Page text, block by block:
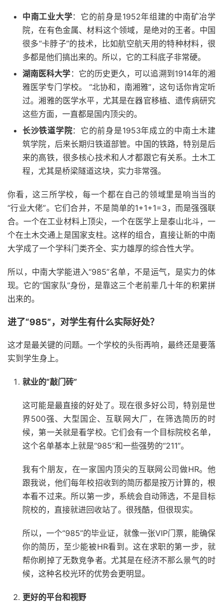
中南工业大学：它的前身是1952年组建的中南矿冶学
院，在有色金属、材料这个领域，是绝对的王者。中国
很多“卡脖子”的技术，比如航空航天用的特种材料，很
多都是他们搞出来的。所以，它的工科底子非常硬。
湖南医科大学 ：它的历史更久，可以追溯到1914年的湘
雅医学专门学校。 “北协和，南湘雅”，这句话你肯定听
过。湘雅的医学水平，尤其是在器官移植、遗传病研究
这些方面，一直都是国内顶尖的。
长沙铁道学院：它的前身是1953年成立的中南土木建
筑学院，后来长期归铁道部管。中国的铁路，特别是后
来的高铁，很多核心技术和人才都跟它有关系。土木工
程，尤其是桥梁隧道这块，实力非常强。
你看，这三所学校，每一个都在自己的领域里是响当当的
“行业大佬”。它们合并，不是简单的1+1+1=3，而是强强联
合。一个在工业材料上顶尖，一个在医学上是泰山北斗，一
个在土木交通上是国家支柱。这样的组合，直接让新的中南
大学成了一个学科门类齐全、实力雄厚的综合性大学。
所以，中南大学能进入“985”名单，不是运气，是实力的体
现。它的“国家队”身份，是靠这三个老前辈几十年的积累拼
出来的。
进了“985”，对学生有什么实际好处？
这才是最关键的问题。一个学校的头衔再响，最终还是要落
实到学生身上。
就业的“敲门砖”
这可能是最直接的好处了。现在很多好公司，特别是世
界500强、大型国企、互联网大厂，在筛选简历的时
候，第一关就是看学校。它们会有一个目标院校名单，
这个名单基本上就是“985”和一些强势的“211”。
我有个朋友，在一家国内顶尖的互联网公司做HR。他
跟我说，他们每年校招收到的简历都是按万计算的，根
本看不过来。所以第一步，系统会自动筛选，不是目标
院校的，直接就进回收站了。很残酷，但很现实。
所以，一个“985”的毕业证，就像一张VIP门票，能确保
你的简历，至少能被HR看到。这在求职的第一步，就
帮你刷掉了无数竞争者。尤其是在经济不那么景气的时
候，这种名校光环的优势会更明显。
更好的平台和视野